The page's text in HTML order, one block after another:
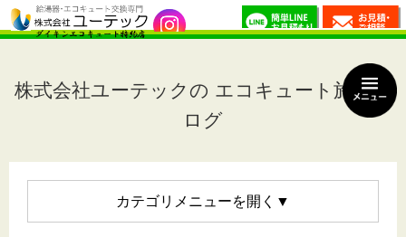
株式会社ユーテックの エコキュート施工ブ
ログ
カテゴリメニュー